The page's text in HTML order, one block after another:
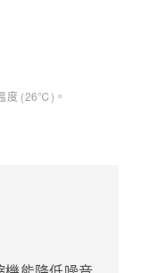
度 (26℃)。